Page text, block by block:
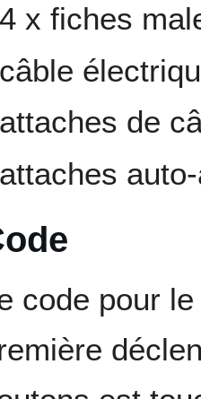
4 x fiches
câble
attaches de
attaches
code pour